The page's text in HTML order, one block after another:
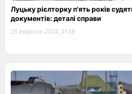
Луцьку рієлторку п'ять років
документів: деталі справи
25 вересня 2024, 21:58